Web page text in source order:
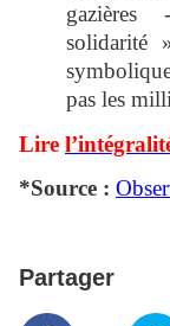
solidarité
pas les
Lire
*Source :
Partager